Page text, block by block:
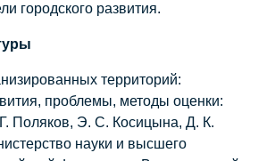
городского развития.
территорий:
проблемы, методы оценки:
Поляков, Э. С. Косицына, Д. К.
науки и высшего